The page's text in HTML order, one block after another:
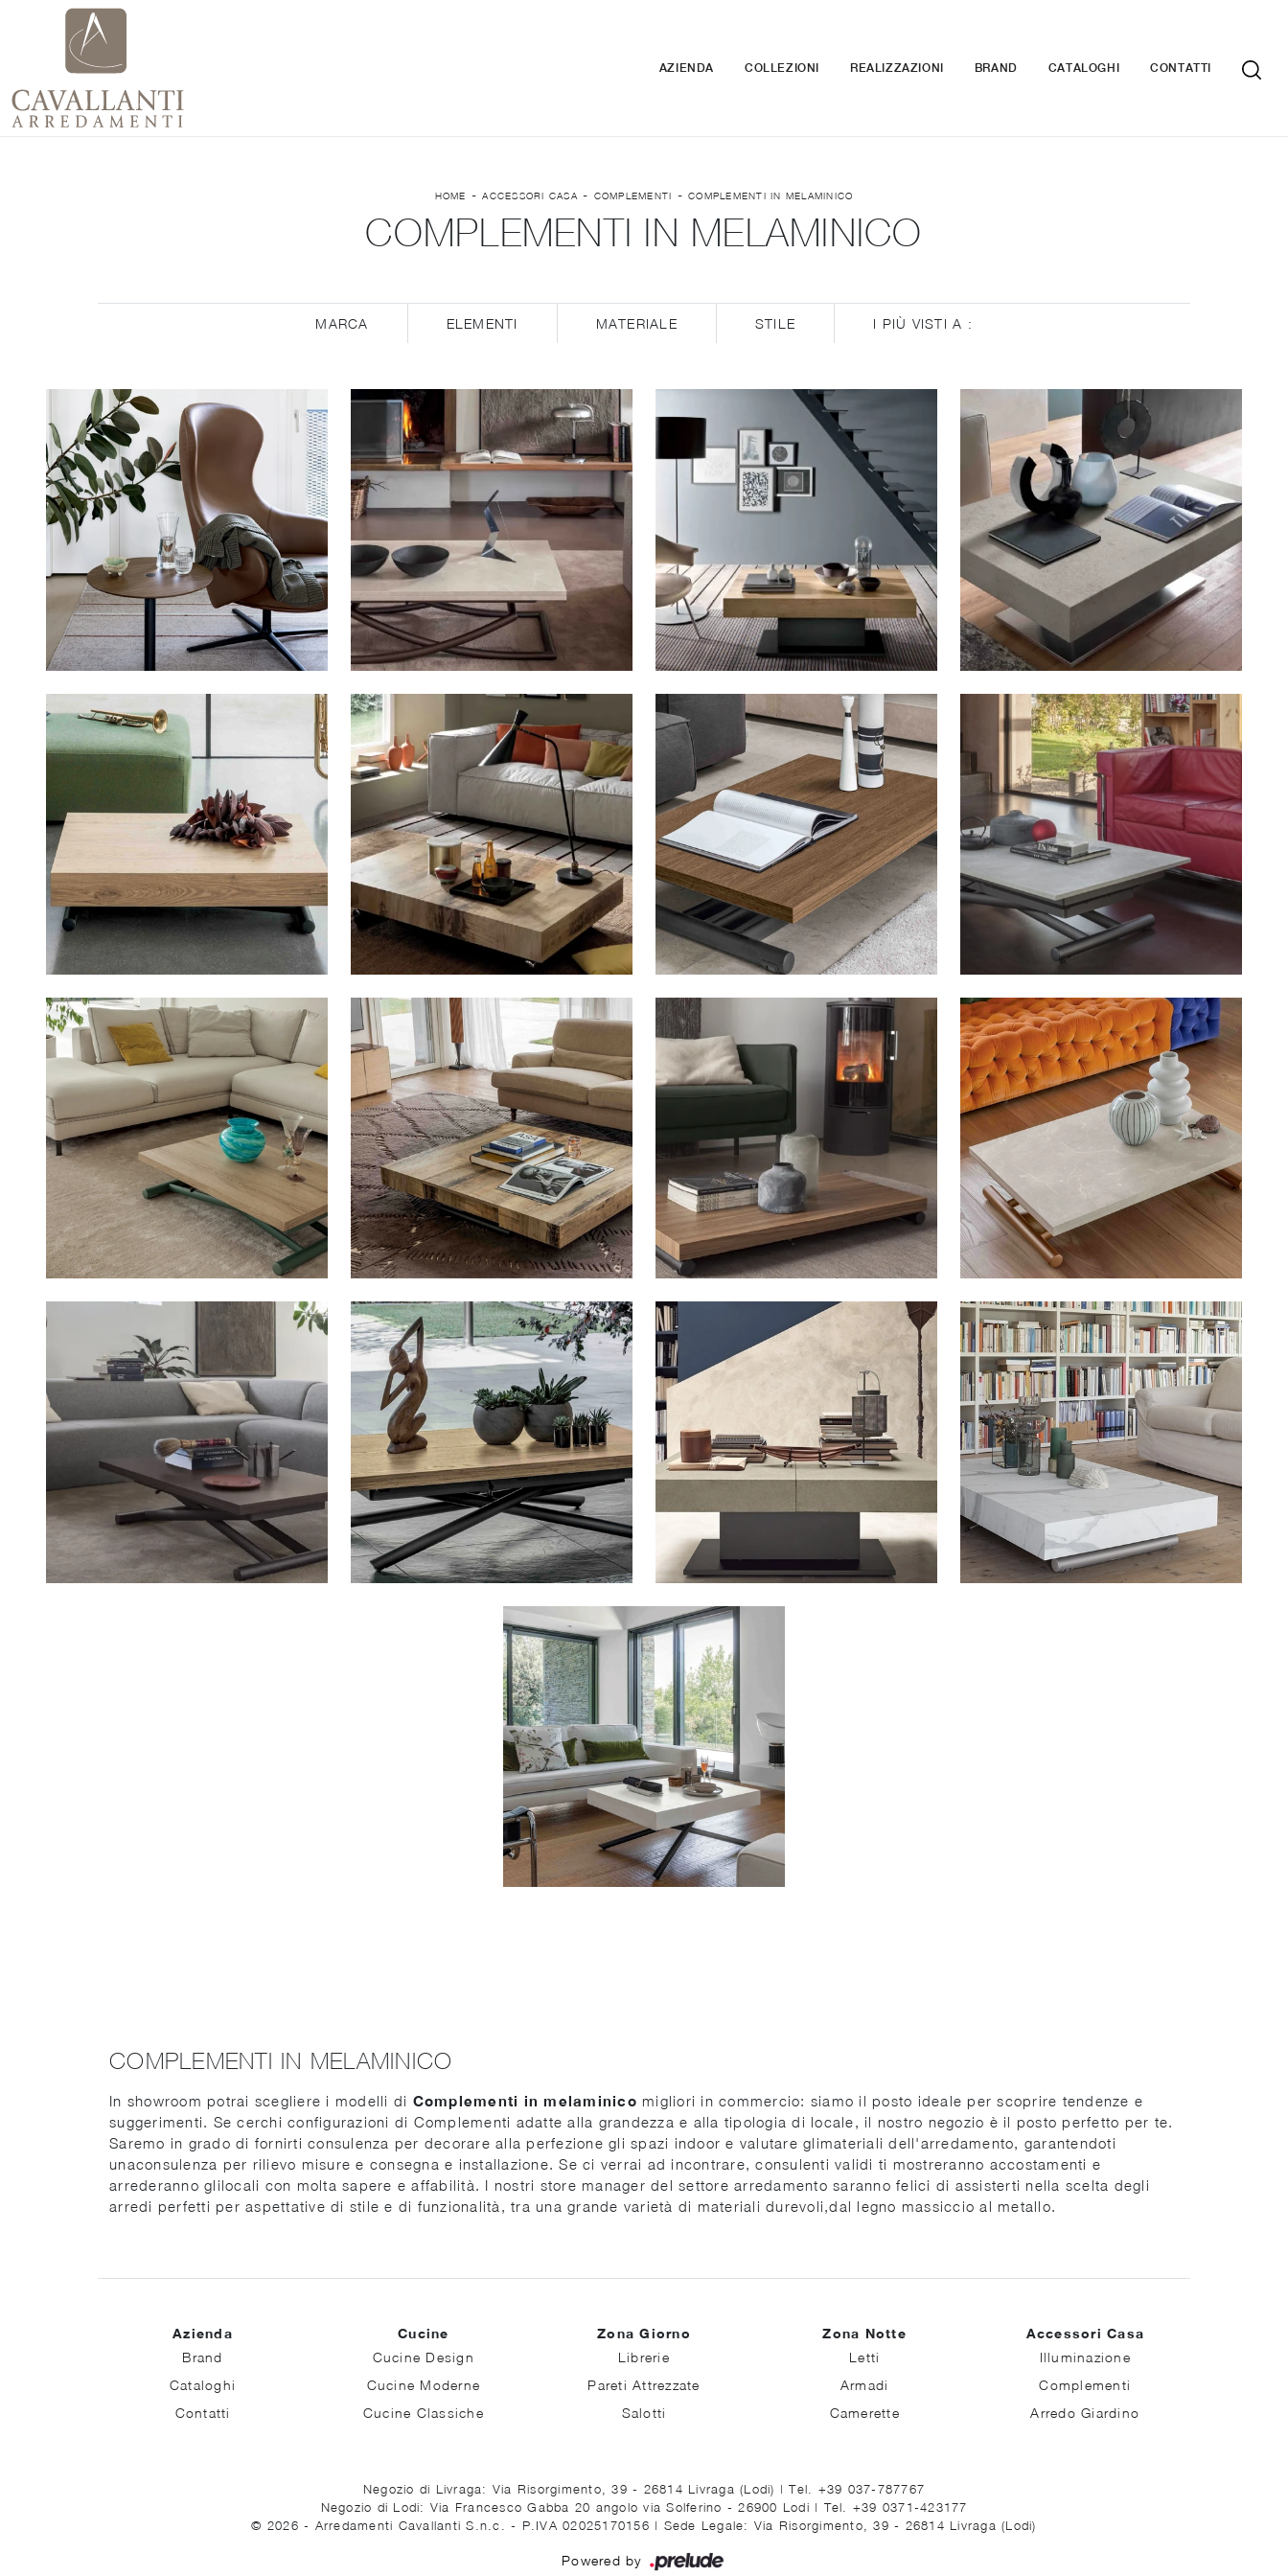
AZIENDA COLLEZIONI REALIZZAZIONI BRAND CATALOGHI CONTATTI
HOME -ACCESSORI CASA - COMPLEMENTI -COMPLEMENTI IN MELAMINICO
COMPLEMENTI IN MELAMINICO
MARCA ELEMENTI MATERIALE STILE I PIÙ VISTI A :
COMPLEMENTI IN MELAMINICO
In showroom potrai scegliere i modelli di Complementi in melaminico migliori in commercio: siamo il posto ideale per scoprire tendenze e
suggerimenti. Se cerchi configurazioni di Complementi adatte alla grandezza e alla tipologia di locale, il nostro negozio è il posto perfetto per te.
Saremo in grado di fornirti consulenza per decorare alla perfezione gli spazi indoor e valutare glimateriali dell'arredamento, garantendoti
unaconsulenza per rilievo misure e consegna e installazione. Se ci verrai ad incontrare, consulenti validi ti mostreranno accostamenti e
arrederanno glilocali con molta sapere e affabilità. I nostri store manager del settore arredamento saranno felici di assisterti nella scelta degli
arredi perfetti per aspettative di stile e di funzionalità, tra una grande varietà di materiali durevoli,dal legno massiccio al metallo.
Azienda
Brand
Cataloghi
Contatti
Cucine
Cucine Design
Cucine Moderne
Cucine Classiche
Zona Giorno
Librerie
Pareti Attrezzate
Salotti
Zona Notte
Letti
Armadi
Camerette
Accessori Casa
Illuminazione
Complementi
Arredo Giardino
Negozio di Livraga: Via Risorgimento, 39 - 26814 Livraga (Lodi) |Tel. +39 037-787767
Negozio di Lodi: Via Francesco Gabba 20 angolo via Solferino - 26900 Lodi | Tel. +39 0371-423177
© 2026 - Arredamenti Cavallanti S.n.c. - P.IVA 02025170156 | Sede Legale: Via Risorgimento, 39 - 26814 Livraga (Lodi)
Powered by